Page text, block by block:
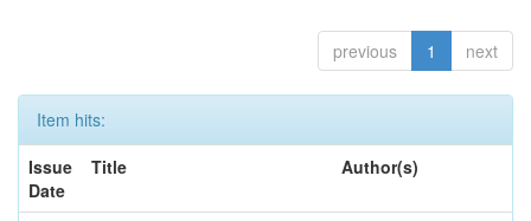
previous 1 next
Item hits:
Issue
Date
Title Author(s)